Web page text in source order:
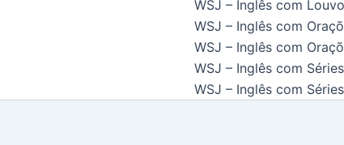
WSJ – Inglês com
WSJ – Inglês com
WSJ – Inglês com
WSJ – Inglês com
WSJ – Inglês com